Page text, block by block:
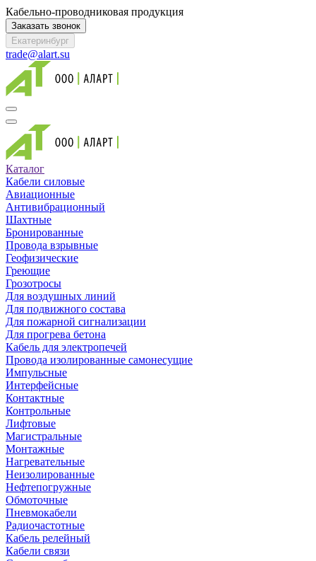
Кабельно-проводниковая продукция
Заказать звонок
Екатеринбург
trade@alart.su
Каталог
Кабели силовые
Авиационные
Антивибрационный
Шахтные
Бронированные
Провода взрывные
Геофизические
Греющие
Грозотросы
Для воздушных линий
Для подвижного состава
Для пожарной сигнализации
Для прогрева бетона
Кабель для электропечей
Провода изолированные самонесущие
Импульсные
Интерфейсные
Контактные
Контрольные
Лифтовые
Магистральные
Монтажные
Нагревательные
Неизолированные
Нефтепогружные
Обмоточные
Пневмокабели
Радиочастотные
Кабель релейный
Кабели связи